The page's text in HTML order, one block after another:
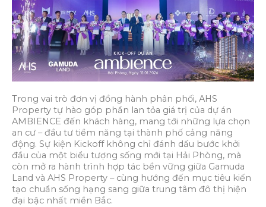
Trong vai trò đơn vị đồng hành phân phối, AHS
Property tự hào góp phần lan tỏa giá trị của dự án
AMBIENCE đến khách hàng, mang tới những lựa chọn
an cư – đầu tư tiềm năng tại thành phố cảng năng
động. Sự kiện Kickoff không chỉ đánh dấu bước khởi
đầu của một biểu tượng sống mới tại Hải Phòng, mà
còn mở ra hành trình hợp tác bền vững giữa Gamuda
Land và AHS Property – cùng hướng đến mục tiêu kiến
tạo chuẩn sống hạng sang giữa trung tâm đô thị hiện
đại bậc nhất miền Bắc.